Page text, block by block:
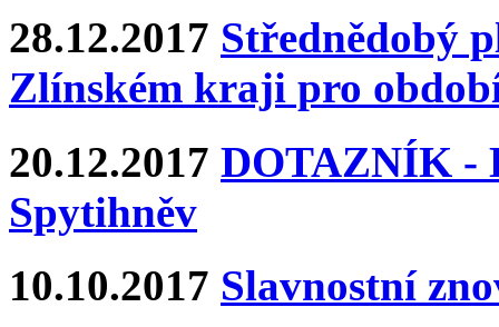
28.12.2017 Střednědobý
Zlínském kraji pro
20.12.2017 DOTAZNÍK -
Spytihněv
10.10.2017 Slavnostní